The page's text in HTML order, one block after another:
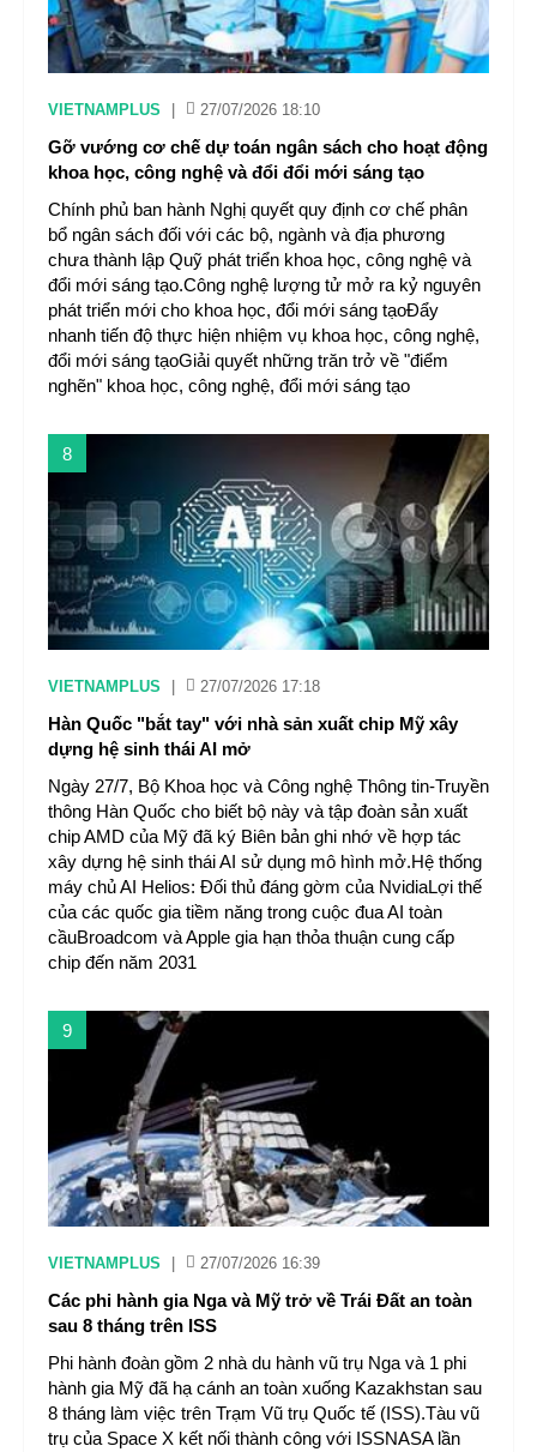
VIETNAMPLUS 27/07/2026 18:10
Gỡ vướng cơ chế dự toán ngân sách cho hoạt động
khoa học, công nghệ và đổi đổi mới sáng tạo
Chính phủ ban hành Nghị quyết quy định cơ chế phân
bổ ngân sách đối với các bộ, ngành và địa phương
chưa thành lập Quỹ phát triển khoa học, công nghệ và
đổi mới sáng tạo.Công nghệ lượng tử mở ra kỷ nguyên
phát triển mới cho khoa học, đổi mới sáng tạoĐẩy
nhanh tiến độ thực hiện nhiệm vụ khoa học, công nghệ,
đổi mới sáng tạoGiải quyết những trăn trở về "điểm
nghẽn" khoa học, công nghệ, đổi mới sáng tạo
8
VIETNAMPLUS 27/07/2026 17:18
Hàn Quốc "bắt tay" với nhà sản xuất chip Mỹ xây
dựng hệ sinh thái AI mở
Ngày 27/7, Bộ Khoa học và Công nghệ Thông tin-Truyền
thông Hàn Quốc cho biết bộ này và tập đoàn sản xuất
chip AMD của Mỹ đã ký Biên bản ghi nhớ về hợp tác
xây dựng hệ sinh thái AI sử dụng mô hình mở.Hệ thống
máy chủ AI Helios: Đối thủ đáng gờm của NvidiaLợi thế
của các quốc gia tiềm năng trong cuộc đua AI toàn
cầuBroadcom và Apple gia hạn thỏa thuận cung cấp
chip đến năm 2031
9
VIETNAMPLUS 27/07/2026 16:39
Các phi hành gia Nga và Mỹ trở về Trái Đất an toàn
sau 8 tháng trên ISS
Phi hành đoàn gồm 2 nhà du hành vũ trụ Nga và 1 phi
hành gia Mỹ đã hạ cánh an toàn xuống Kazakhstan sau
8 tháng làm việc trên Trạm Vũ trụ Quốc tế (ISS).Tàu vũ
trụ của Space X kết nối thành công với ISSNASA lần